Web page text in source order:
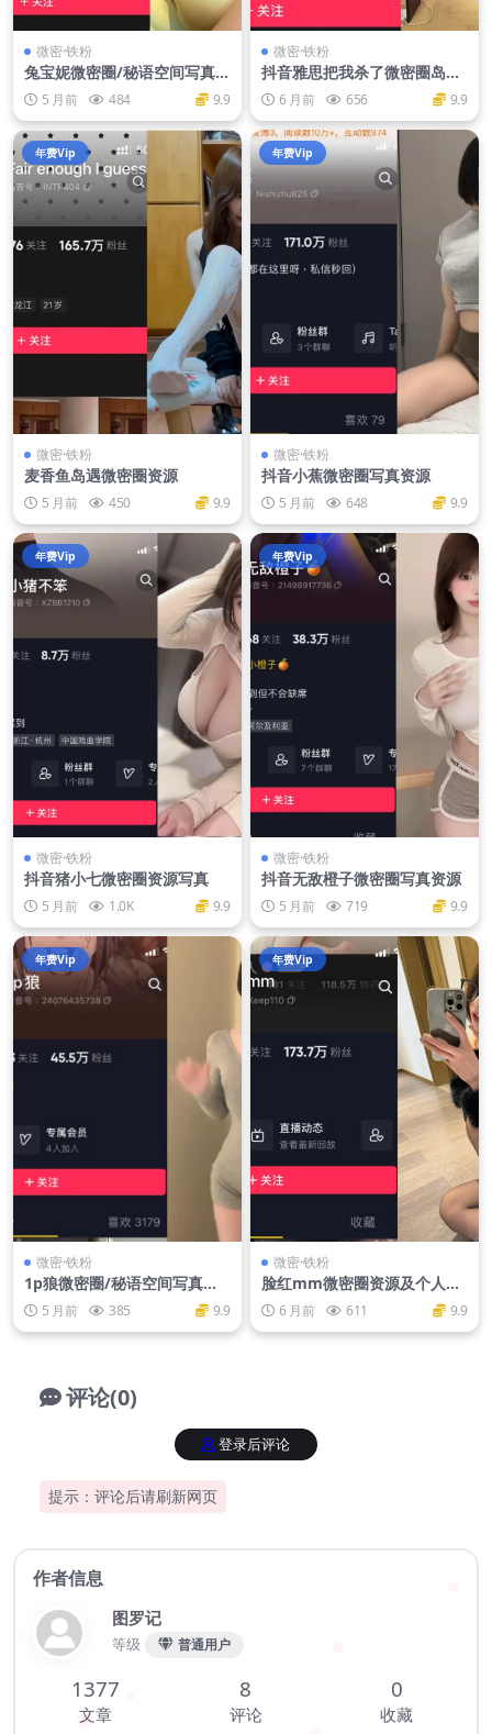
微密·铁粉
兔宝妮微密圈/秘语空间写真资
源 5 月前 484 9.9
微密·铁粉
抖音雅思把我杀了微密圈岛遇
资源及个人介绍
6 月前 656 9.9
年费Vip
微密·铁粉
麦香鱼岛遇微密圈资源
5 月前 450 9.9
年费Vip
微密·铁粉
抖音小蕉微密圈写真资源
5 月前 648 9.9
年费Vip
微密·铁粉
抖音猪小七微密圈资源写真
5 月前 1.0K 9.9
年费Vip
微密·铁粉
抖音无敌橙子微密圈写真资源
5 月前 719 9.9
年费Vip
微密·铁粉
1p狼微密圈/秘语空间写真资
源 5 月前 385 9.9
年费Vip
微密·铁粉
脸红mm微密圈资源及个人介
绍 6 月前 611 9.9
评论(0)
提示：评论后请刷新网页
登录后评论
作者信息
图罗记
等级 普通用户
1377
文章
8
评论
0
收藏